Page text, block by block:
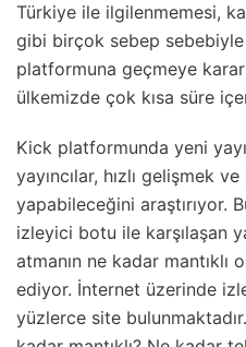
Türkiye ile ilgilenmemesi,
gibi birçok sebep sebebiyle
platformuna geçmeye
ülkemizde çok kısa süre
Kick platformunda yeni
yayıncılar, hızlı gelişmek
yapabileceğini araştırıyor.
izleyici botu ile karşılaşan
atmanın ne kadar mantıklı
ediyor. İnternet üzerinde
yüzlerce site